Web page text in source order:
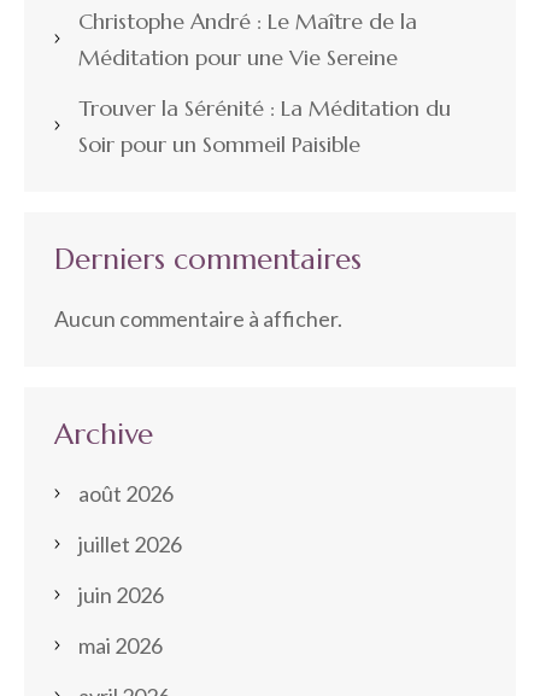
Christophe André : Le Maître de la
Méditation pour une Vie Sereine
Trouver la Sérénité : La Méditation du
Soir pour un Sommeil Paisible
Derniers commentaires
Aucun commentaire à afficher.
Archive
août 2026
juillet 2026
juin 2026
mai 2026